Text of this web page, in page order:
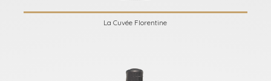
La Cuvée Florentine